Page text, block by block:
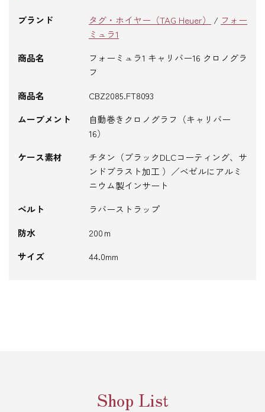
ブランド タグ・ホイヤー（TAG Heuer） / フォー
ミュラ1
商品名
フォーミュラ1 キャリバー16 クロノグラ
フ
商品名
CBZ2085.FT8093
ムーブメント
自動巻きクロノグラフ（キャリバー
16）
ケース素材
チタン（ブラックDLCコーティング、サ
ンドブラスト加工 ）／ベゼルにアルミ
ニウム製インサート
ベルト
ラバーストラップ
防水
200ｍ
サイズ
44.0mm
Shop List